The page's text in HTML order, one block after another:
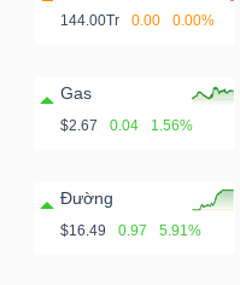
144.00Tr 0.00 0.00%
Gas
$2.67 0.04 1.56%
Đường
$16.49 0.97 5.91%